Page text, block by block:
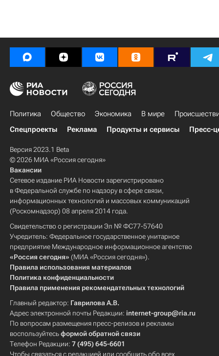
Политика Общество Экономика В мире
Спецпроекты
Реклама Продукты и сервисы Пресс-
Версия 2023.1 Beta
© 2026 МИА «Россия сегодня»
Вакансии
Сетевое издание РИА Новости зарегистрировано
в Федеральной службе по надзору в сфере связи,
информационных технологий и массовых коммуникаций
(Роскомнадзор) 08 апреля 2014 года.
Свидетельство о регистрации Эл № ФС77-57640
Учредитель: Федеральное государственное унитарное
предприятие Международное информационное агентство
«Россия сегодня» (МИА «Россия сегодня»).
Правила использования материалов
Политика конфиденциальности
Правила применения рекомендательных технологий
Главный редактор: Гаврилова А.В.
Адрес электронной почты Редакции: internet-group@ria.ru
По вопросам размещения пресс-релизов и рекламы
воспользуйтесьформой обратной связи
Телефон Редакции: 7 (495) 645-6601
Чтобы связаться с редакцией или сообщить обо всех